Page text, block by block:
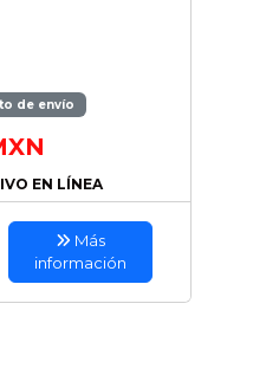
de envío
EN LÍNEA
Más
información